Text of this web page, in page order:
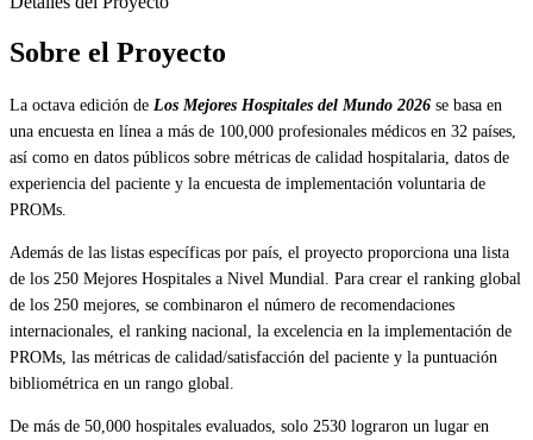
Sobre el Proyecto
La octava edición de Los Mejores Hospitales del Mundo 2026 se basa en
una encuesta en línea a más de 100,000 profesionales médicos en 32 países,
así como en datos públicos sobre métricas de calidad hospitalaria, datos de
experiencia del paciente y la encuesta de implementación voluntaria de
PROMs.
Además de las listas específicas por país, el proyecto proporciona una lista
de los 250 Mejores Hospitales a Nivel Mundial. Para crear el ranking global
de los 250 mejores, se combinaron el número de recomendaciones
internacionales, el ranking nacional, la excelencia en la implementación de
PROMs, las métricas de calidad/satisfacción del paciente y la puntuación
bibliométrica en un rango global.
De más de 50,000 hospitales evaluados, solo 2530 lograron un lugar en